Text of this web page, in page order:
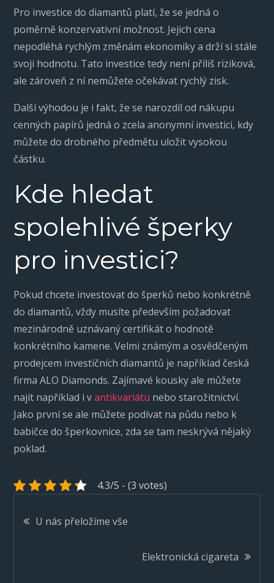
Pro investice do diamantů platí, že se jedná o
poměrně konzervativní možnost. Jejich cena
nepodléhá rychlým změnám ekonomiky a drží si stále
svoji hodnotu. Tato investice tedy není příliš riziková,
ale zároveň z ní nemůžete očekávat rychlý zisk.
Další výhodou je i fakt, že se narozdíl od nákupu
cenných papírů jedná o zcela anonymní investici, kdy
můžete do drobného předmětu uložit vysokou
částku.
Kde hledat
spolehlivé šperky
pro investici?
Pokud chcete investovat do šperků nebo konkrétně
do diamantů, vždy musíte především požadovat
mezinárodně uznávaný certifikát o hodnotě
konkrétního kamene. Velmi známým a osvědčeným
prodejcem investičních diamantů je například česká
firma ALO Diamonds. Zajímavé kousky ale můžete
najít například i vantikvariátu nebo starožitnictví.
Jako první se ale můžete podívat na půdu nebo k
babičce do šperkovnice, zda se tam neskrývá nějaký
poklad.
4.3/5 - (3 votes)
Navigace
U nás přeložíme vše
Elektronická cigareta